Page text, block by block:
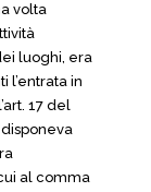
volta
luoghi, era
l’entrata in
17 del
disponeva
al comma